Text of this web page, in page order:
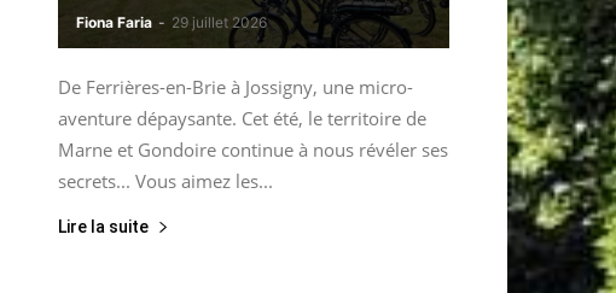
Fiona Faria - 29 juillet 2026
De Ferrières-en-Brie à Jossigny, une micro-
aventure dépaysante. Cet été, le territoire de
Marne et Gondoire continue à nous révéler ses
secrets... Vous aimez les...
Lire la suite